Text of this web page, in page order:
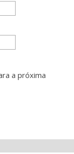
a próxima